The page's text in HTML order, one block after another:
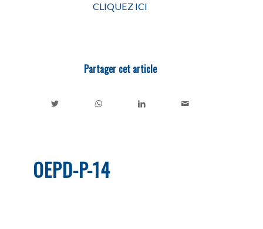
CLIQUEZ ICI
Partager cet article
OEPD-P-14